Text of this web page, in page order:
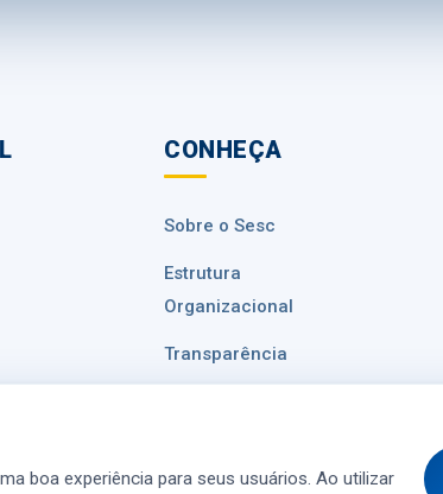
CONHEÇA
Sobre o Sesc
Estrutura
Organizacional
Transparência
boa experiência para seus usuários. Ao utilizar